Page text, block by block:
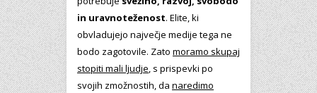
in uravnoteženost. Elite, ki
obvladujejo največje medije tega ne
bodo zagotovile. Zato moramo skupaj
stopiti mali ljudje , s prispevki po
svojih zmožnostih, da naredimo